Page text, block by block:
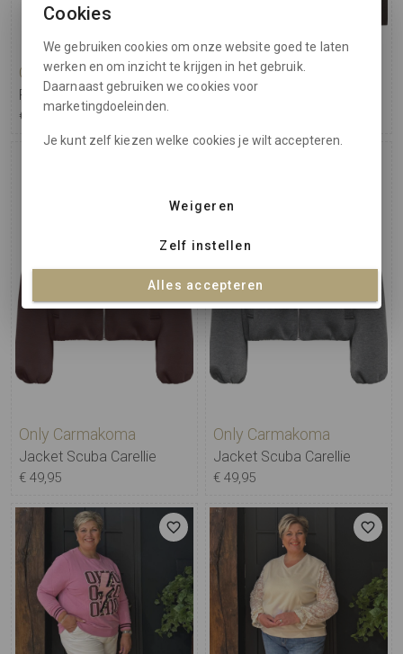
Only Carmakoma
Pants Carsania
€ 34,95
Only Carmakoma
Short Jacket Carvela
Only Carmakoma
Jacket Scuba Carellie
€ 49,95
Only Carmakoma
Jacket Scuba Carellie
€ 49,95
Cookies
We gebruiken cookies om onze website goed te laten
werken en om inzicht te krijgen in het gebruik.
Daarnaast gebruiken we cookies voor
marketingdoeleinden.
Je kunt zelf kiezen welke cookies je wilt accepteren.
Weigeren
Zelf instellen
Alles accepteren